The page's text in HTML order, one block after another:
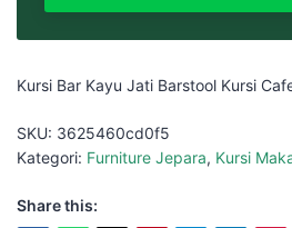
Kursi Bar Kayu Jati Barstool Kursi
SKU: 3625460cd0f5
Kategori: Furniture Jepara, Kursi
Share this: